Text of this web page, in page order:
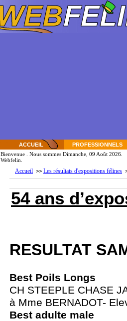
ACCUEIL
PROFESSIONNELS
Bienvenue
. Nous sommes Dimanche, 09 Août 2026.
Webfelin.
Accueil >> Les résultats d'expositions félines
54 ans
RESULTAT
Best Poils Longs
CH STEEPLE CHASE
à Mme BERNADOT-
Best adulte male